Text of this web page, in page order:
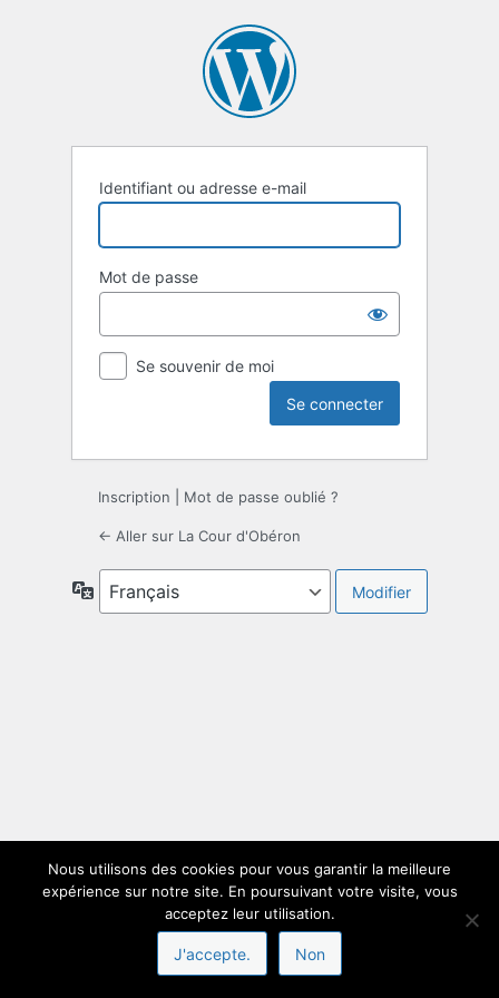
Identifiant ou adresse e-mail
Mot de passe
Se souvenir de moi
Inscription Mot de passe oublié ?
← Aller sur La Cour d'Obéron
Langue
Nous utilisons des cookies pour vous garantir la meilleure
expérience sur notre site. En poursuivant votre visite, vous
acceptez leur utilisation.
J'accepte. Non